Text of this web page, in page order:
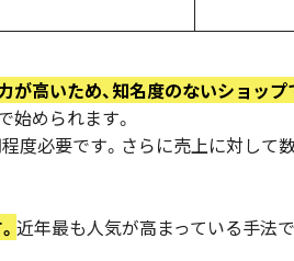
が高いため、知名度のないショッ
められます。
度必要です。さらに売上に対して
近年最も人気が高まっている手法